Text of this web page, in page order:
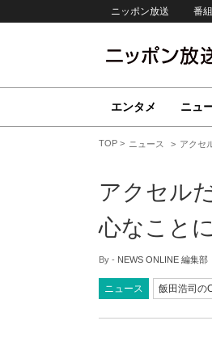
ニッポン放送 番
エンタメ ニュ
TOP ニュース アクセ
アクセル
心なこと
By - NEWS ONLINE 編集部
ニュース 飯田浩司の